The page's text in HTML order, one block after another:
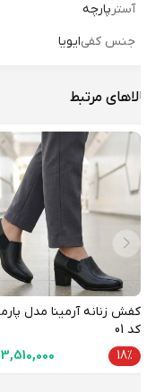
آسترپارچه
جنس کفی ایویا
مرتبط
کفش زنانه آرمینا مدل پارمیس
18%
3,510,000تومان